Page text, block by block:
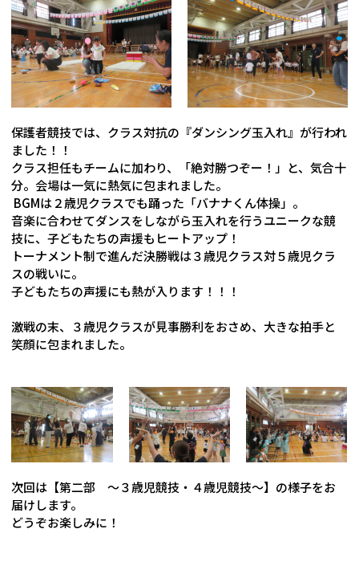
保護者競技では、クラス対抗の『ダンシング玉入れ』が行われ
ました！！
クラス担任もチームに加わり、「絶対勝つぞー！」と、気合十
分。会場は一気に熱気に包まれました。
BGMは２歳児クラスでも踊った「バナナくん体操」。
音楽に合わせてダンスをしながら玉入れを行うユニークな競
技に、子どもたちの声援もヒートアップ！
トーナメント制で進んだ決勝戦は３歳児クラス対５歳児クラ
スの戦いに。
子どもたちの声援にも熱が入ります！！！
激戦の末、３歳児クラスが見事勝利をおさめ、大きな拍手と
笑顔に包まれました。
次回は【第二部 ～３歳児競技・４歳児競技～】の様子をお
届けします。
どうぞお楽しみに！